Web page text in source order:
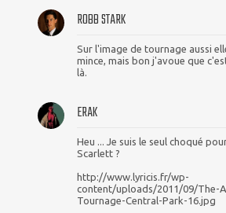
ROBB STARK
Sur l'image de tournage aussi
mince, mais bon j'avoue que
là.
ERAK
Heu ... Je suis le seul choqué
Scarlett ?
http://www.lyricis.fr/wp-
content/uploads/2011/09/The-
Tournage-Central-Park-16.jpg